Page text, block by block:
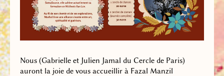
Nous (Gabrielle et Julien Jamal du Cercle de Paris)
auront la joie de vous accueillir à Fazal Manzil